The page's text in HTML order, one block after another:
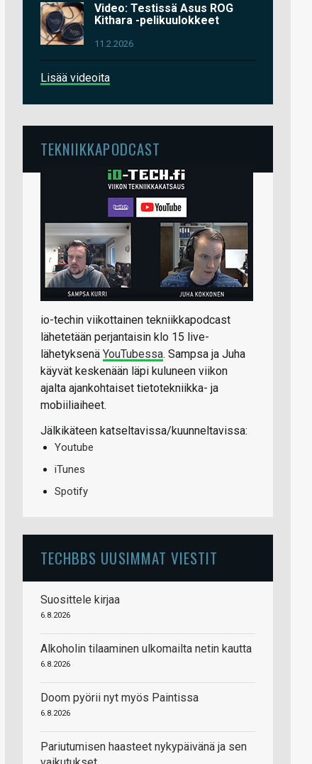
Video: Testissä Asus ROG
Kithara -pelikuulokkeet
11.2.2026
Lisää videoita
TEKNIIKKAPODCAST
io-techin viikottainen tekniikkapodcast
lähetetään perjantaisin klo 15 live-
lähetyksenä YouTubessa. Sampsa ja Juha
käyvät keskenään läpi kuluneen viikon
ajalta ajankohtaiset tietotekniikka- ja
mobiiliaiheet.
Jälkikäteen katseltavissa/kuunneltavissa:
Youtube
iTunes
Spotify
TECHBBS UUSIMMAT VIESTIT
Suosittele kirjaa
6.8.2026
Alkoholin tilaaminen ulkomailta netin kautta
6.8.2026
Doom pyörii nyt myös Paintissa
6.8.2026
Pariutumisen haasteet nykypäivänä ja sen